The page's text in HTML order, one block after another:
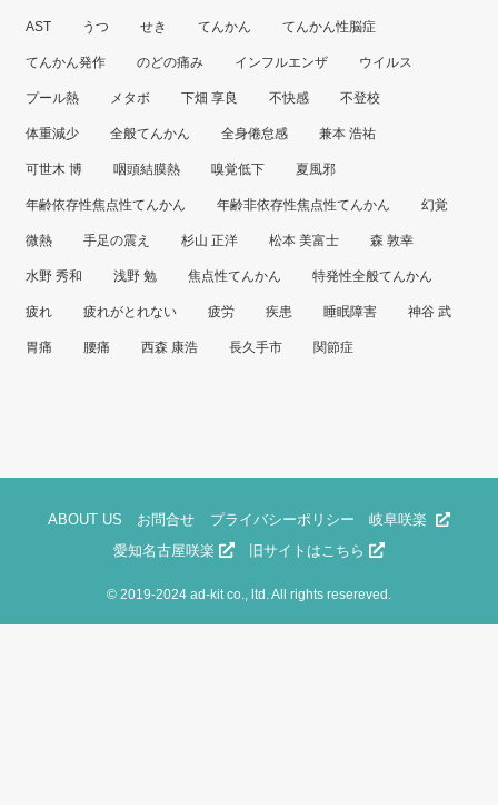
AST うつ せき てんかん てんかん性脳症
てんかん発作 のどの痛み インフルエンザ ウイルス
プール熱 メタボ 下畑 享良 不快感 不登校
体重減少 全般てんかん 全身倦怠感 兼本 浩祐
可世木 博 咽頭結膜熱 嗅覚低下 夏風邪
年齢依存性焦点性てんかん 年齢非依存性焦点性てんかん 幻覚
微熱 手足の震え 杉山 正洋 松本 美富士 森 敦幸
水野 秀和 浅野 勉 焦点性てんかん 特発性全般てんかん
疲れ 疲れがとれない 疲労 疾患 睡眠障害 神谷 武
胃痛 腰痛 西森 康浩 長久手市 関節症
ABOUT US お問合せ プライバシーポリシー
岐阜咲楽
愛知名古屋咲楽
旧サイトはこちら
© 2019-2024 ad-kit co., ltd. All rights resereved.